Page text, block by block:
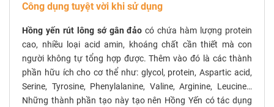
Công dụng tuyệt vời khi sử dụng
Hồng yến rút lông sớ gân đảo có chứa hàm lượng protein
cao, nhiều loại acid amin, khoáng chất cần thiết mà con
người không tự tổng hợp được. Thêm vào đó là các thành
phần hữu ích cho cơ thể như: glycol, protein, Aspartic acid,
Serine, Tyrosine, Phenylalanine, Valine, Arginine, Leucine…
Những thành phần tạo này tạo nên Hồng Yến có tác dụng